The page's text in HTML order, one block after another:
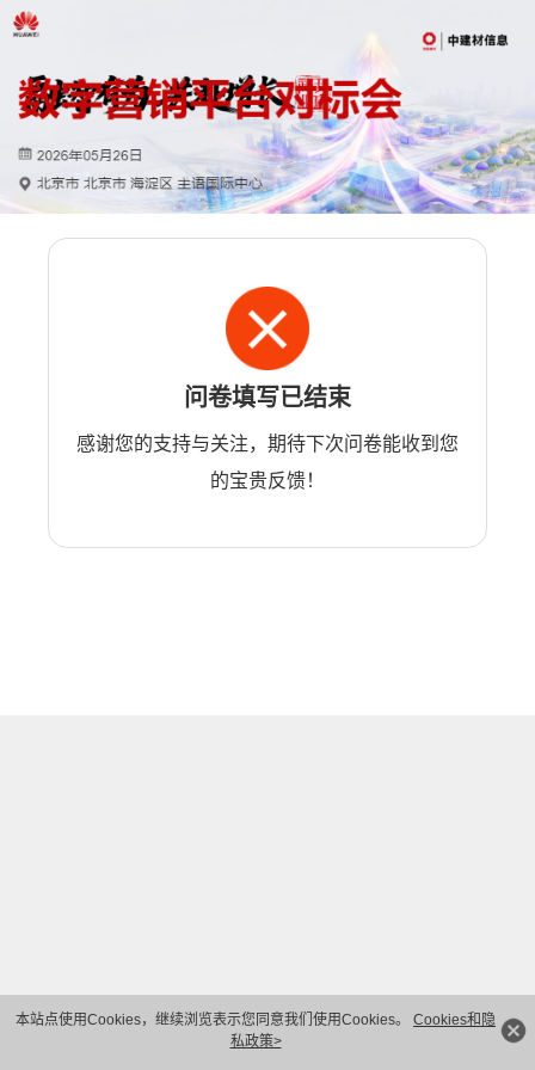
本站点使用Cookies，继续浏览表示您同意我们使用Cookies。 Cookies和隐
私政策>
问卷填写已结束
感谢您的支持与关注，期待下次问卷能收到您
的宝贵反馈！